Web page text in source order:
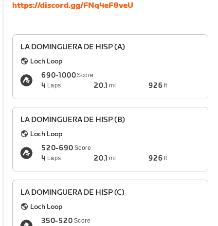
https://discord.gg/FNq4eF8veU
LA DOMINGUERA DE HISP (A)
Loch Loop
690-1000Score
4 Laps 20.1 mi 926 ft
LA DOMINGUERA DE HISP (B)
Loch Loop
520-690 Score
4 Laps 20.1 mi 926 ft
LA DOMINGUERA DE HISP (C)
Loch Loop
350-520 Score